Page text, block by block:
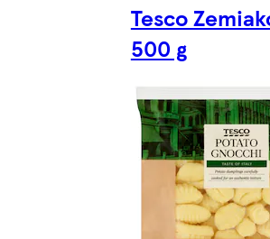
Tesco
500 g